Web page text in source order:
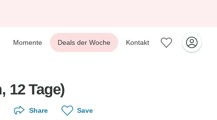
Momente Deals der Woche Kontakt
12 Tage)
Share Save